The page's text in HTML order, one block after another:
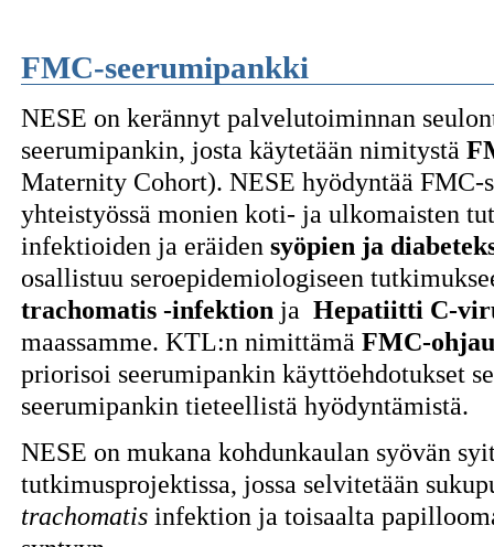
FMC-seerumipankki
NESE on kerännyt palvelutoiminnan
seerumipankin, josta käytetään nimitystä
Maternity Cohort). NESE hyödyntää
yhteistyössä monien koti- ja ulkomaisten
infektioiden ja eräiden syöpien ja
osallistuu seroepidemiologiseen
trachomatis -infektion ja Hepatiitti C-
maassamme. KTL:n nimittämä FMC-
priorisoi seerumipankin käyttöehdotukset
seerumipankin tieteellistä hyödyntämistä.
NESE on mukana kohdunkaulan syövän
tutkimusprojektissa, jossa selvitetään
trachomatis infektion ja toisaalta